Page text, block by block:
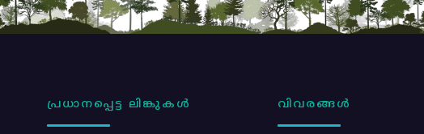
പ്രധാനപ്പെട്ട ലിങ്കുകൾ വിവരങ്ങൾ